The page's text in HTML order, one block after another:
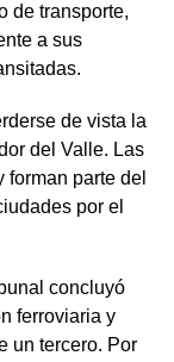
de transporte,
a sus
de vista la
del Valle. Las
parte del
por el
concluyó
ferroviaria y
un tercero. Por